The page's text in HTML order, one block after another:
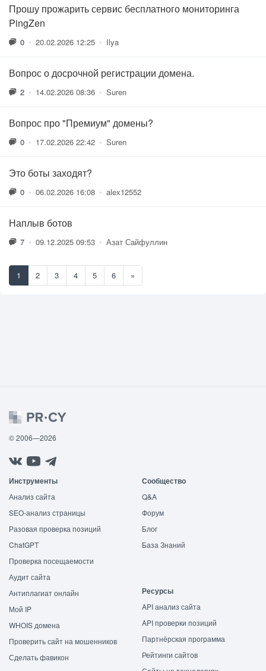
Прошу прожарить сервис бесплатного мониторинга
PingZen
0 • 20.02.2026 12:25 • Ilya
Вопрос о досрочной регистрации домена.
2 • 14.02.2026 08:36 • Suren
Вопрос про "Премиум" домены?
0 • 17.02.2026 22:42 • Suren
Это боты заходят?
0 • 06.02.2026 16:08 • alex12552
Наплыв ботов
7 • 09.12.2025 09:53 • Азат Сайфуллин
1 2 3 4 5 6 »
© 2006—2026
Инструменты
Анализ сайта
SEO-анализ страницы
Разовая проверка позиций
ChatGPT
Проверка посещаемости
Аудит сайта
Антиплагиат онлайн
Мой IP
WHOIS домена
Проверить сайт на мошенников
Сделать фавикон
Сообщество
Q&A
Форум
Блог
База Знаний
Ресурсы
API анализ сайта
API проверки позиций
Партнёрская программа
Рейтинги сайтов